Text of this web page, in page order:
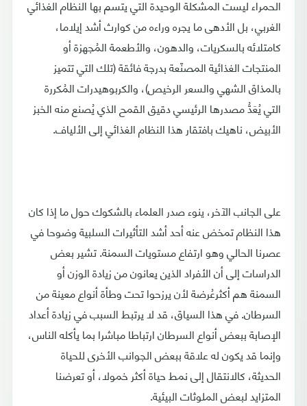
الحمراء ليست المشكلة الوحيدة التي يتسم بها النظام الغذائي
الغربي، بل الأدهى ما يجره وراءه من كوارث أشد إيلاما،
كامتلائه بالسكريات، والدهون، والأطعمة المُجهزة أو
المنتجات الغذائية المصنّعة بدرجة فائقة (تلك التي تتميز
بالمذاق الشهي والسعر الرخيص)، والكربوهيدرات المُكررة
التي يُعَدُّ مصدرها الرئيسي دقيق القمح الذي يُصنع منه الخبز
الأبيض، ناهيك بافتقار هذا النظام الغذائي إلى الألياف.
على الجانب الآخر، ينوء صدر العلماء بالشكوك حول ما إذا كان
هذا النظام تمخض عنه أحد أشد التأثيرات السلبية وضوحا في
عصرنا الحالي وهو ارتفاع مستويات السمنة. تشير بعض
الدراسات إلى أن الأفراد الذين يعانون من زيادة الوزن أو
السمنة هم أكثرعُرضة لأن يرزحوا تحت وطأة أنواع معينة من
السرطان. في هذا السياق، قد لا يرتبط السبب في زيادة أعداد
الإصابة ببعض أنواع السرطان ارتباطا مباشرا بما يأكله الناس،
وإنما قد يكون له علاقة ببعض الجوانب الأخرى للحياة
الحديثة، كالانتقال إلى نمط حياة أكثر خمولا، أو تعرضنا
المتزايد لبعض الملوثات البيئية.